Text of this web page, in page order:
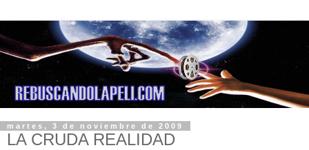
martes, 3 de noviembre de 2009
LA CRUDA REALIDAD